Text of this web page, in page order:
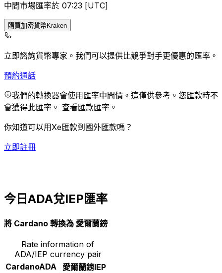
中間市場匯率於 07:23 [UTC]
購買加密貨幣Kraken
立即諮詢貨幣專家。 我們可以提供比競爭對手更優惠的匯率。
預約通話
我們的轉換器會使用匯率中間價。這僅供參考。您匯款時不
會獲得此匯率。 查看匯款匯率。
你知道可以用Xe匯款到國外匯款嗎？
立即註冊
今日ADA兌IEP匯率
將 Cardano 轉換為 愛爾蘭鎊
Rate information of
ADA/IEP currency pair
CardanoADA 愛爾蘭鎊IEP